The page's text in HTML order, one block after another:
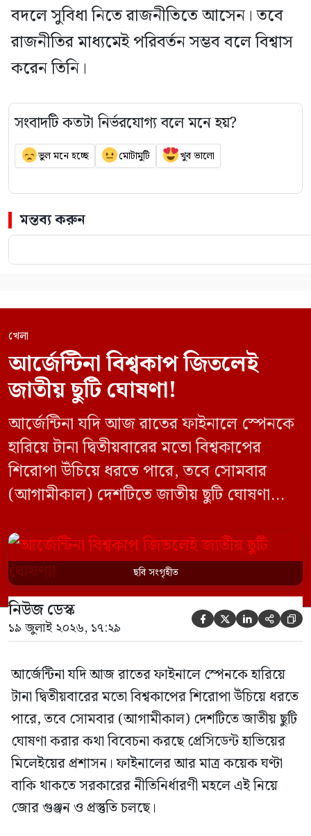
বদলে সুবিধা নিতে রাজনীতিতে আসেন। তবে
রাজনীতির মাধ্যমেই পরিবর্তন সম্ভব বলে বিশ্বাস
করেন তিনি।
সংবাদটি কতটা নির্ভরযোগ্য বলে মনে হয়?
ভুল মনে হচ্ছে মোটামুটি খুব ভালো
মন্তব্য করুন
খেলা
আর্জেন্টিনা বিশ্বকাপ জিতলেই
জাতীয় ছুটি ঘোষণা!
আর্জেন্টিনা যদি আজ রাতের ফাইনালে স্পেনকে
হারিয়ে টানা দ্বিতীয়বারের মতো বিশ্বকাপের
শিরোপা উঁচিয়ে ধরতে পারে, তবে সোমবার
(আগামীকাল) দেশটিতে জাতীয় ছুটি ঘোষণা
মিলেইয়ের প্রশাসন। ফাইনালের আর মাত্র কয়েক
ঘণ্টা বাকি থাকতে সরকারের নীতিনির্ধারণী মহলে
এই নিয়ে জোর গুঞ্জন ও প্রস্তুতি চলছে।
আর্জেন্টাইন সংবাদপত্র ক্লারিন-এর প্রতিবেদন
অনুযায়ী, ছুটি ঘোষণার বিষয়টি […]
ছবি সংগৃহীত
নিউজ ডেস্ক
১৯ জুলাই ২০২৬, ১৭:২৯     
আর্জেন্টিনা যদি আজ রাতের ফাইনালে স্পেনকে হারিয়ে
টানা দ্বিতীয়বারের মতো বিশ্বকাপের শিরোপা উঁচিয়ে ধরতে
পারে, তবে সোমবার (আগামীকাল) দেশটিতে জাতীয় ছুটি
ঘোষণা করার কথা বিবেচনা করছে প্রেসিডেন্ট হাভিয়ের
মিলেইয়ের প্রশাসন। ফাইনালের আর মাত্র কয়েক ঘণ্টা
বাকি থাকতে সরকারের নীতিনির্ধারণী মহলে এই নিয়ে
জোর গুঞ্জন ও প্রস্তুতি চলছে।